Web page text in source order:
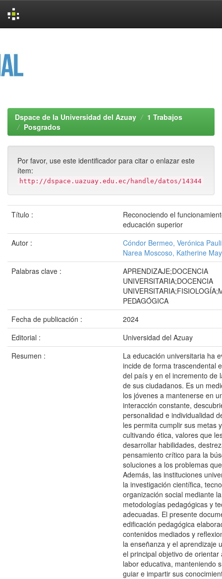
Dspace de la Universidad del Azuay
1 Trabajos
Posgrados
Por favor, use este identificador para citar o enlazar este
ítem:
http://dspace.uazuay.edu.ec/handle/datos/14344
Título :
Reconociendo el
educación superior
Autor :
Cóndor Bermeo, Verónica
Narea Moscoso, Katherine
Palabras clave :
APRENDIZAJE;DOCENCIA
UNIVERSITARIA;DOCENCIA
PEDAGÓGICA
Fecha de publicación :
2024
Editorial :
Universidad del Azuay
Resumen :
La educación universitaria ha
incide de forma trascendental
del país y en el incremento de
de sus ciudadanos. Es un
los jóvenes a mantenerse en
interacción constante,
personalidad e individualidad
les permita cumplir sus metas
cultivando ética, valores que
desarrollar habilidades,
pensamiento crítico para la
soluciones a los problemas
Además, las instituciones
la investigación científica,
organización social mediante
metodologías pedagógicas y
adecuadas. El presente
edificación pedagógica
contenidos mediados y
la enseñanza y el aprendizaje
el principal objetivo de orientar
labor educativa, manteniendo
guiar e impartir sus